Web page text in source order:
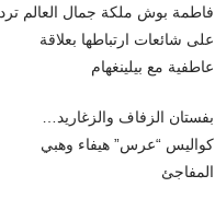
فاطمة بوش ملكة جمال العالم ترد
على شائعات ارتباطها بعلاقة
عاطفية مع بيلينغهام
بفستان الزفاف والزغاريد…
كواليس “عرس” هيفاء وهبي
المفاجئ